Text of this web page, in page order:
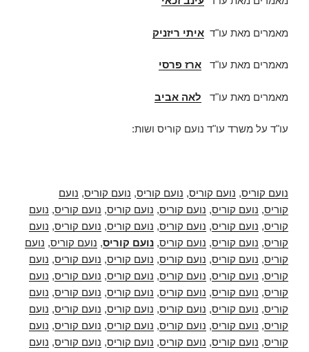
מאמרים מאת עו"ד איתי ריזניק
מאמרים מאת עו"ד ארז פרסי
מאמרים מאת עו"ד לאה אביב
עו"ד על משרד עו"ד נועם קוריס ושות:
נועם קוריס, נועם קוריס, נועם קוריס, נועם קוריס, נועם
קוריס, נועם קוריס, נועם קוריס, נועם קוריס, נועם קוריס, נועם
קוריס, נועם קוריס, נועם קוריס, נועם קוריס, נועם קוריס, נועם
קוריס, נועם קוריס, נועם קוריס, נועם קוריס, נועם קוריס, נועם
קוריס, נועם קוריס, נועם קוריס, נועם קוריס, נועם קוריס, נועם
קוריס, נועם קוריס, נועם קוריס, נועם קוריס, נועם קוריס, נועם
קוריס, נועם קוריס, נועם קוריס, נועם קוריס, נועם קוריס, נועם
קוריס, נועם קוריס, נועם קוריס, נועם קוריס, נועם קוריס, נועם
קוריס, נועם קוריס, נועם קוריס, נועם קוריס, נועם קוריס, נועם
קוריס, נועם קוריס, נועם קוריס, נועם קוריס, נועם קוריס, נועם